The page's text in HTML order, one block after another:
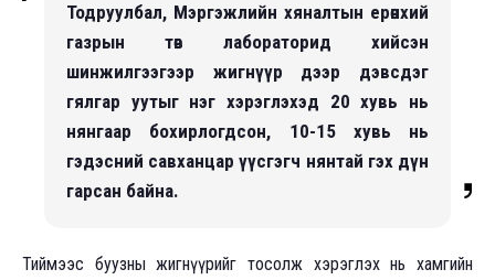
Тодруулбал, Мэргэжлийн хяналтын ерөнхий
газрын төв лабораторид хийсэн
шинжилгээгээр жигнүүр дээр дэвсдэг
гялгар уутыг нэг хэрэглэхэд 20 хувь нь
нянгаар бохирлогдсон, 10-15 хувь нь
гэдэсний савханцар үүсгэгч нянтай гэх дүн
гарсан байна.
Тиймээс буузны жигнүүрийг тосолж хэрэглэх нь хамгийн